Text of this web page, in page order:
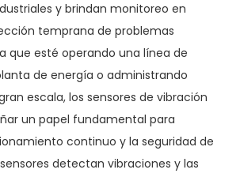
y brindan monitoreo en
temprana de problemas
que esté operando una línea de
de energía o administrando
escala, los sensores de vibración
un papel fundamental para
continuo y la seguridad de
detectan vibraciones y las